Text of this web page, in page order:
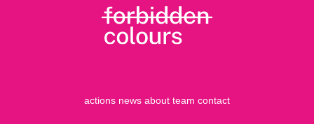
actions news about team contact